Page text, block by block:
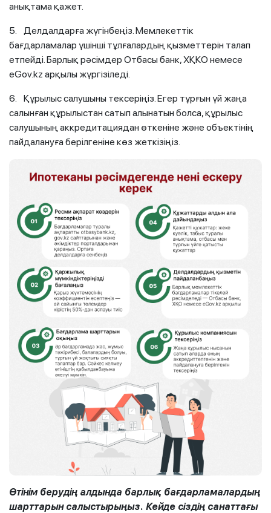
анықтама қажет.
5. Делдалдарға жүгінбеңіз. Мемлекеттік
бағдарламалар үшінші тұлғалардың қызметтерін талап
етпейді. Барлық рәсімдер Отбасы банк, ХҚКО немесе
eGov.kz арқылы жүргізіледі.
6. Құрылыс салушыны тексеріңіз. Егер тұрғын үй жаңа
салынған құрылыстан сатып алынатын болса, құрылыс
салушының аккредитациядан өткеніне және объектінің
пайдалануға берілгеніне көз жеткізіңіз.
Өтінім берудің алдында барлық бағдарламалардың
шарттарын салыстырыңыз. Кейде сіздің санаттағы